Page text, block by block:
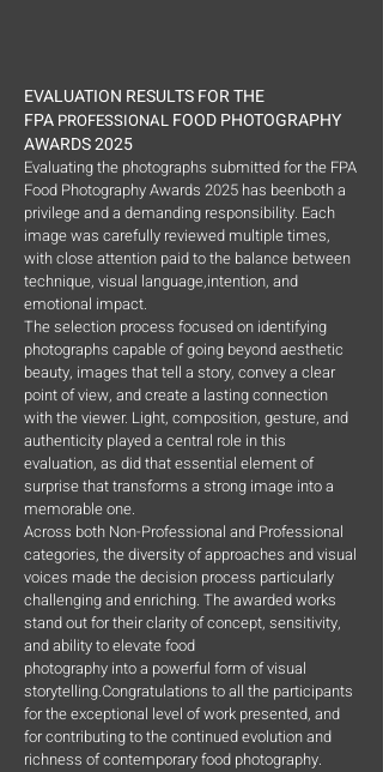
EVALUATION RESULTS FOR THE
FPA PROFESSIONAL FOOD PHOTOGRAPHY
AWARDS 2025
Evaluating the photographs submitted for the FPA
Food Photography Awards 2025 has beenboth a
privilege and a demanding responsibility. Each
image was carefully reviewed multipletimes,
with close attention paid to the balance between
technique, visual language,intention, and
emotional impact.
The selection process focused on identifying
photographs capable of going beyond aesthetic
beauty, images that tell a story, convey a clear
point of view, and create a lasting connection
with the viewer. Light, composition, gesture, and
authenticity played a central role in this
evaluation, as did that essential element of
surprise that transforms a strong image into a
memorable one.
Across both Non-Professional and Professional
categories, the diversity of approaches and visual
voices made the decision process particularly
challenging and enriching. The awarded works
stand out for their clarity of concept, sensitivity,
and ability to elevate food
photography into a powerful form of visual
storytelling.Congratulations to all the participants
for the exceptional level of work presented, and
for contributing to the continued evolution and
richness of contemporary food photography.